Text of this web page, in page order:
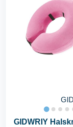
GIDWRIY